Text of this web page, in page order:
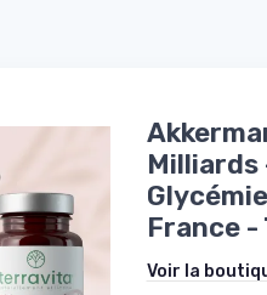
Milliards
France
Voir la